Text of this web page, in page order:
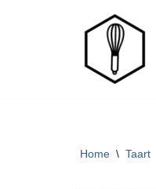
Home \ Taart